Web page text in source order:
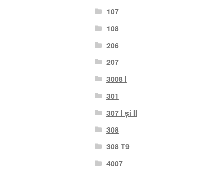
107
108
206
207
3008 I
301
307 I și II
308
308 T9
4007